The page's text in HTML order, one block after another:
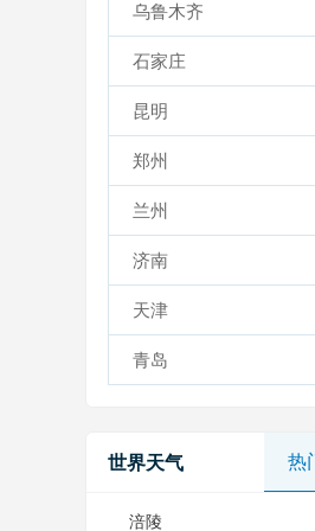
乌鲁木齐
石家庄
昆明
郑州
兰州
济南
天津
青岛
世界天气 热
涪陵